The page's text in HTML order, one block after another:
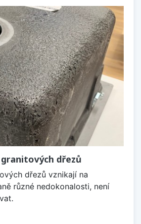
dřezů
dřezů vznikají na
různé nedokonalosti, není